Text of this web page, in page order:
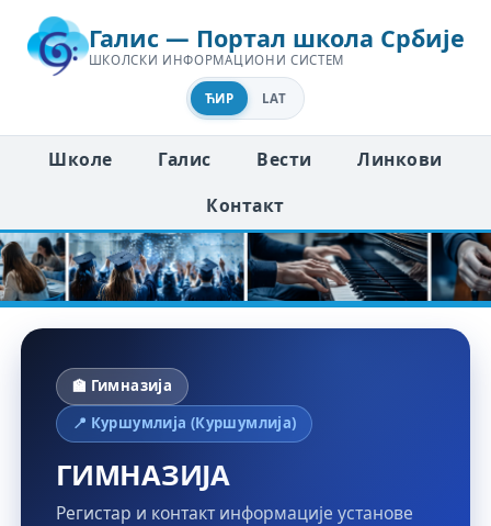
Галис — Портал школа Србије
ШКОЛСКИ ИНФОРМАЦИОНИ СИСТЕМ
ЋИР LAT
Школе Галис Вести
Линкови
Контакт
🏫 Гимназија
📍 Куршумлија (Куршумлија)
ГИМНАЗИЈА
Регистар и контакт информације установе